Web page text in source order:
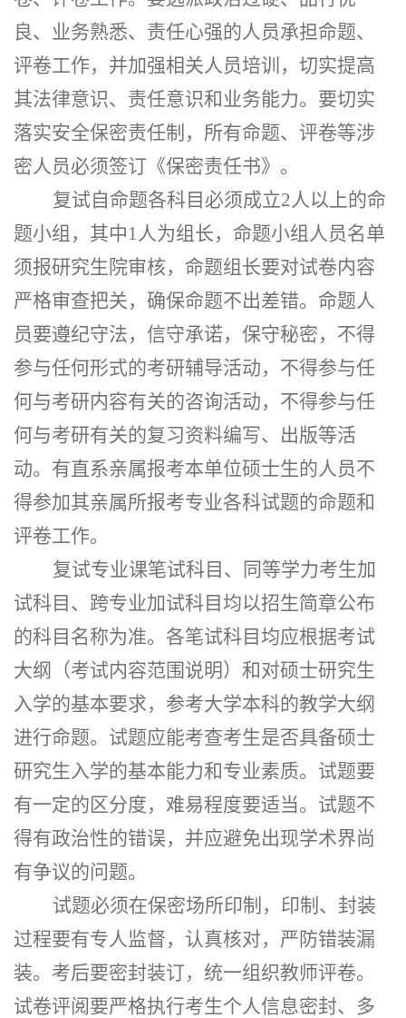
良、业务熟悉、责任心强的人员承担命题、
评卷工作，并加强相关人员培训，切实提高
其法律意识、责任意识和业务能力。要切实
落实安全保密责任制，所有命题、评卷等涉
密人员必须签订《保密责任书》。
复试自命题各科目必须成立2人以上的命
题小组，其中1人为组长，命题小组人员名单
须报研究生院审核，命题组长要对试卷内容
严格审查把关，确保命题不出差错。命题人
员要遵纪守法，信守承诺，保守秘密，不得
参与任何形式的考研辅导活动，不得参与任
何与考研内容有关的咨询活动，不得参与任
何与考研有关的复习资料编写、出版等活
动。有直系亲属报考本单位硕士生的人员不
得参加其亲属所报考专业各科试题的命题和
评卷工作。
复试专业课笔试科目、同等学力考生加
试科目、跨专业加试科目均以招生简章公布
的科目名称为准。各笔试科目均应根据考试
大纲（考试内容范围说明）和对硕士研究生
入学的基本要求，参考大学本科的教学大纲
进行命题。试题应能考查考生是否具备硕士
研究生入学的基本能力和专业素质。试题要
有一定的区分度，难易程度要适当。试题不
得有政治性的错误，并应避免出现学术界尚
有争议的问题。
试题必须在保密场所印制，印制、封装
过程要有专人监督，认真核对，严防错装漏
装。考后要密封装订，统一组织教师评卷。
试卷评阅要严格执行考生个人信息密封、多